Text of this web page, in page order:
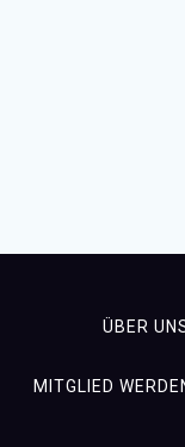
ÜBER
MITGLIED